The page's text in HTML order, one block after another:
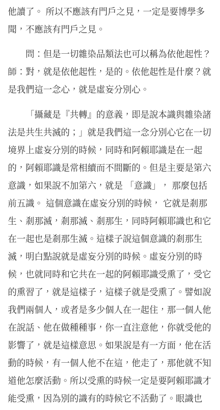
他讀了。 所以不應該有門戶之見，一定是要博學多
聞，不應該有門戶之見。
問：但是一切雜染品類法也可以稱為依他起性？
師：對，就是依他起性，是的。依他起性是什麼？就
是我們這一念心，就是虛妄分別心。
「攝藏是『共轉』的意義，即是說本識與雜染諸
法是共生共滅的；」就是我們這一念分別心它在一切
境界上虛妄分別的時候，同時和阿賴耶識是在一起
的，阿賴耶識是常相續而不間斷的。但是主要是第六
意識，如果說不加第六，就是 「意識」， 那麼包括
前五識。 這個意識在虛妄分別的時候， 它就是剎那
生、剎那滅，剎那滅、剎那生，同時阿賴耶識也和它
在一起也是剎那生滅。這樣子說這個意識的剎那生
滅，明白點說就是虛妄分別的時候。虛妄分別的時
候，也就同時和它共在一起的阿賴耶識受熏了，受它
的熏習了，就是這樣子，這樣子就是受熏了。譬如說
我們兩個人，或者是多少個人在一起住，那一個人他
在說話、他在做種種事，你一直注意他，你就受他的
影響了，就是這樣意思。如果說是有一方面，他在活
動的時候，有一個人他不在這，他走了，那他就不知
道他怎麼活動。所以受熏的時候一定是要阿賴耶識才
能受熏，因為別的識有的時候它不活動了。眼識也